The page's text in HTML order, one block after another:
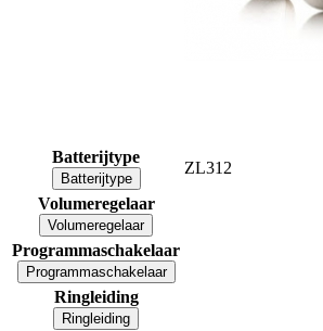
Batterijtype
Batterijtype
ZL312
Volumeregelaar
Volumeregelaar
Programmaschakelaar
Programmaschakelaar
Ringleiding
Ringleiding